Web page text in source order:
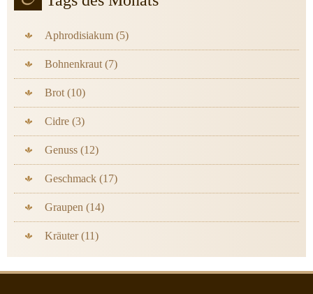
Aphrodisiakum (5)
Bohnenkraut (7)
Brot (10)
Cidre (3)
Genuss (12)
Geschmack (17)
Graupen (14)
Kräuter (11)